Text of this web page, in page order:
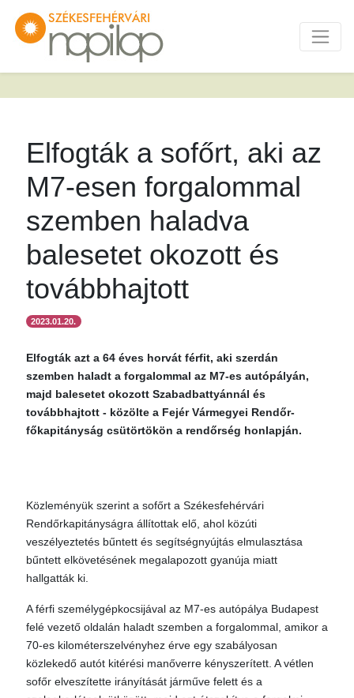
Elfogták a sofőrt, aki az
M7-esen forgalommal
szemben haladva
balesetet okozott és
továbbhajtott
2023.01.20.
Elfogták azt a 64 éves horvát férfit, aki szerdán
szemben haladt a forgalommal az M7-es autópályán,
majd balesetet okozott Szabadbattyánnál és
továbbhajtott - közölte a Fejér Vármegyei Rendőr-
főkapitányság csütörtökön a rendőrség honlapján.
Közleményük szerint a sofőrt a Székesfehérvári
Rendőrkapitányságra állítottak elő, ahol közúti
veszélyeztetés bűntett és segítségnyújtás elmulasztása
bűntett elkövetésének megalapozott gyanúja miatt
hallgatták ki.
A férfi személygépkocsijával az M7-es autópálya Budapest
felé vezető oldalán haladt szemben a forgalommal, amikor a
70-es kilométerszelvényhez érve egy szabályosan
közlekedő autót kitérési manőverre kényszerített. A vétlen
sofőr elveszítette irányítását járműve felett és a